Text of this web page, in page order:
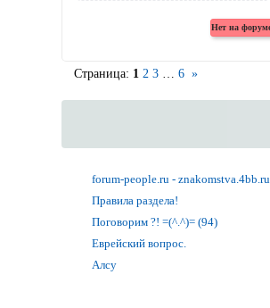
Страница: 1 2 3 … 6 »
forum-people.ru - znakomstva.4bb.ru
Правила раздела!
Поговорим ?! =(^.^)= (94)
Еврейский вопрос.
Алсу